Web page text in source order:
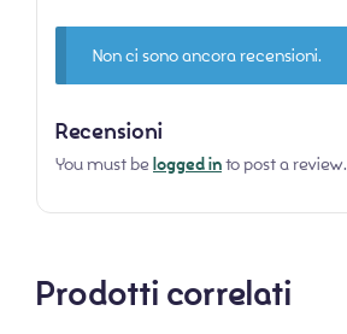
Non ci sono ancora recensioni.
Recensioni
You must be logged into post a review.
Prodotti correlati